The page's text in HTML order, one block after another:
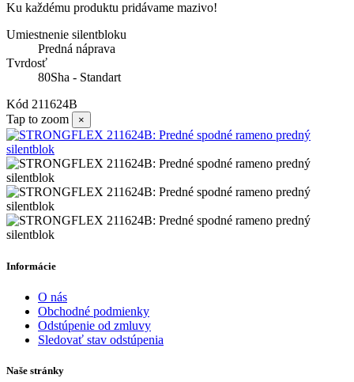
Ku každému produktu pridávame mazivo!
Umiestnenie silentbloku
Predná náprava
Tvrdosť
80Sha - Standart
Kód 211624B
Tap to zoom
×
Informácie
O nás
Obchodné podmienky
Odstúpenie od zmluvy
Sledovať stav odstúpenia
Naše stránky